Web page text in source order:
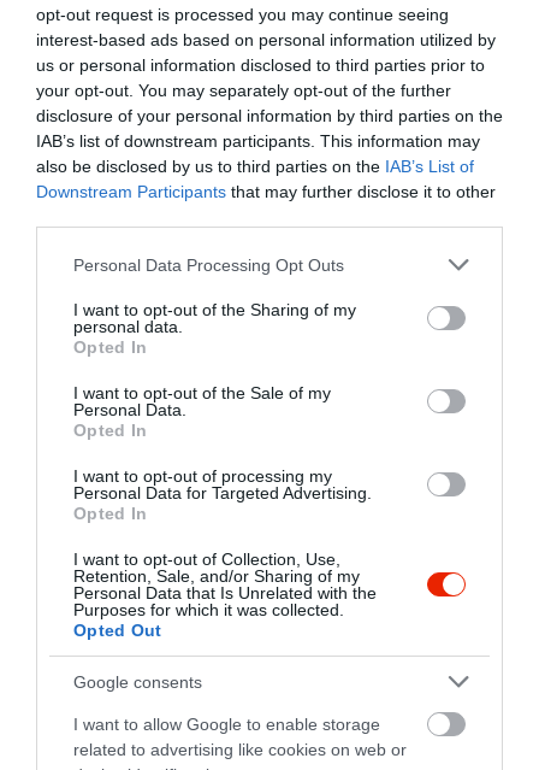
opt-out request is processed you may continue seeing
interest-based ads based on personal information utilized by
us or personal information disclosed to third parties prior to
your opt-out. You may separately opt-out of the further
disclosure of your personal information by third parties on the
IAB’s list of downstream participants. This information may
also be disclosed by us to third parties on the IAB’s List of
Downstream Participants that may further disclose it to other
Please note that this website/app uses one or more Google
not limited to your visit or usage behaviour. You may click to
grant or deny consent to Google and its third-party tags to
use your data for below specified purposes in below Google
consent section.
Personal Data Processing Opt Outs
I want to opt-out of the Sharing of my
personal data.
Opted In
I want to opt-out of the Sale of my
Personal Data.
Opted In
I want to opt-out of processing my
Personal Data for Targeted Advertising.
Opted In
I want to opt-out of Collection, Use,
Retention, Sale, and/or Sharing of my
Personal Data that Is Unrelated with the
Purposes for which it was collected.
Opted Out
Google consents
I want to allow Google to enable storage
related to advertising like cookies on web or
Rólunk:
Pasta Mia látványkonyhás
gyorséttermünkben a tésztákat minden
nap frissen készütjük durum, illetve
teljes kiörlésű lisztből melyekhez
különböző ragukat kínálunk. A
tésztaételek mellett pizzaszeletek,
saláták és olasz desszertek is
kaphatók. Frissen elkészített ételeinket
kérhetik elvitelre csomagolva, de
Mindenkit sok szeretettel várunk!
Mutass többet
Kapcsolat
pastamia.kecskemet@gmail.com
fb.com/pastamiakecskemet/timeline?ref=page_internal
Probléma jelentése Te vagy a tulajdonos?